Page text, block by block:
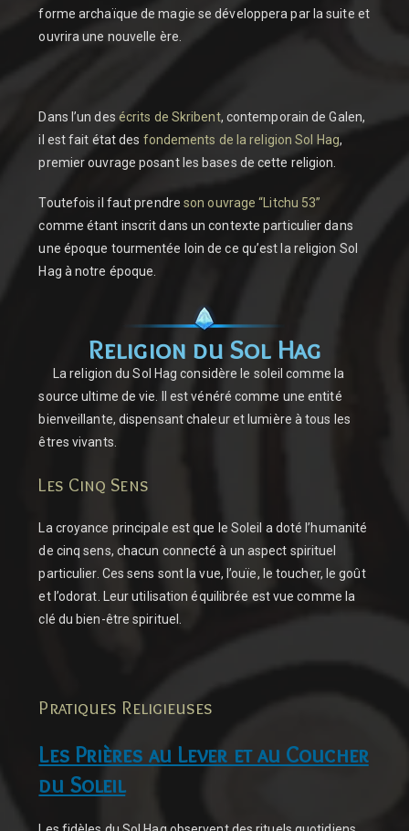
forme archaïque de magie se développera par la suite et
ouvrira une nouvelle ère.
Dans l’un des écrits de Skribent, contemporain de Galen,
il est fait état des fondements de la religion Sol Hag,
premier ouvrage posant les bases de cette religion.
Toutefois il faut prendreson ouvrage “Litchu 53”
comme étant inscrit dans un contexte particulier dans
une époque tourmentée loin de ce qu’est la religion Sol
Hag à notre époque.
Religion du Sol Hag
La religion du Sol Hag considère le soleil comme la
source ultime de vie. Il est vénéré comme une entité
bienveillante, dispensant chaleur et lumière à tous les
êtres vivants.
Les Cinq Sens
La croyance principale est que le Soleil a doté l’humanité
de cinq sens, chacun connecté à un aspect spirituel
particulier. Ces sens sont la vue, l’ouïe, le toucher, le goût
et l’odorat. Leur utilisation équilibrée est vue comme la
clé du bien-être spirituel.
Pratiques Religieuses
Les Prières au Lever et au Coucher
du Soleil